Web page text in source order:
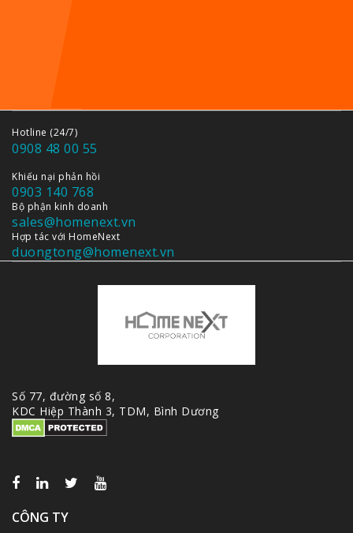
Hotline (24/7)
0908 48 00 55
Khiếu nại phản hồi
0903 140 768
Bộ phận kinh doanh
sales@homenext.vn
Hợp tác với HomeNext
duongtong@homenext.vn
Số 77, đường số 8,
KDC Hiệp Thành 3, TDM, Bình Dương
CÔNG TY